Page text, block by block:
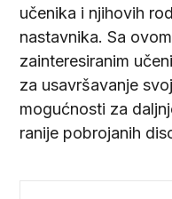
učenika i njihovih
nastavnika. Sa
zainteresiranim
za usavršavanje
mogućnosti za
ranije pobrojanih